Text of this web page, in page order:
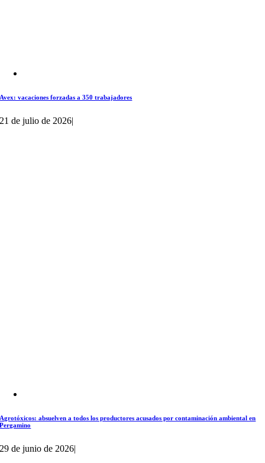
Avex: vacaciones forzadas a 350 trabajadores
21 de julio de 2026|
Agrotóxicos: absuelven a todos los productores acusados por contaminación ambiental en
Pergamino
29 de junio de 2026|